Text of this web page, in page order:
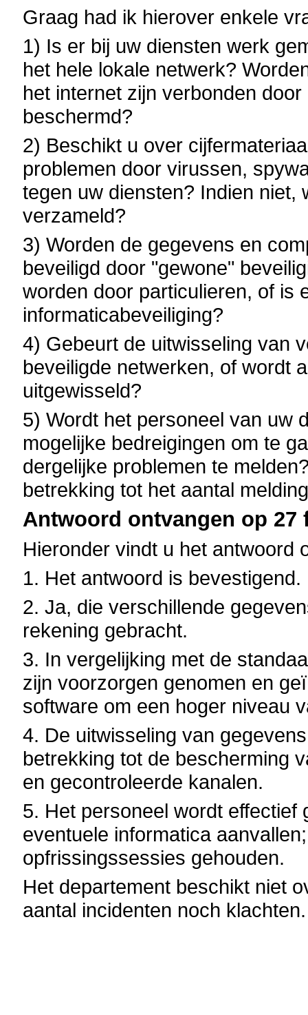
Graag had ik hierover enkele
1) Is er bij uw diensten werk
het hele lokale netwerk?
het internet zijn verbonden
beschermd?
2) Beschikt u over
problemen door virussen,
tegen uw diensten? Indien
verzameld?
3) Worden de gegevens en
beveiligd door "gewone"
worden door particulieren, of is
informaticabeveiliging?
4) Gebeurt de uitwisseling van
beveiligde netwerken, of wordt
uitgewisseld?
5) Wordt het personeel van uw
mogelijke bedreigingen om te
dergelijke problemen te
betrekking tot het aantal
Antwoord ontvangen op 27
Hieronder vindt u het antwoord
1. Het antwoord is bevestigend.
2. Ja, die verschillende
rekening gebracht.
3. In vergelijking met de
zijn voorzorgen genomen en
software om een hoger niveau
4. De uitwisseling van
betrekking tot de bescherming
en gecontroleerde kanalen.
5. Het personeel wordt
eventuele informatica
opfrissingssessies gehouden.
Het departement beschikt niet
aantal incidenten noch klachten.